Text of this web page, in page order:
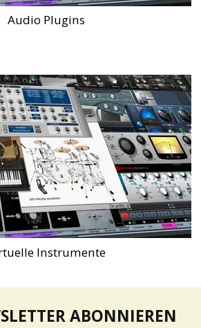
Audio Plugins
Instrumente
ABONNIEREN